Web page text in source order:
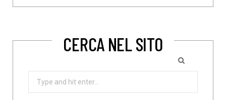
CERCA NEL SITO
Search